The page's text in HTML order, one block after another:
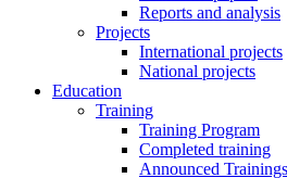
Reports and analysis
Projects
International projects
National projects
Education
Training
Training Program
Completed training
Announced Trainings